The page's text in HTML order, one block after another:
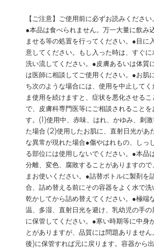
【ご注意】ご使用前に必ずお読みください
●本品は食べられません。万一大量に飲み
ませる等の処置を行ってください。●目に
意してください。もし入った時は、すぐ
洗い流してください。●皮膚あるいは体質
は医師に相談してご使用ください。●お肌
ち次のような場合には、使用を中止してく
ま使用を続けますと、症状を悪化させる
で、皮膚科専門医等にご相談されることを
す。(1)使用中、赤味、はれ、かゆみ、刺
た場合 (2)使用したお肌に、直射日光があ
な異常が現れた場合●傷やはれもの、しっ
る部位には使用しないでください。●本品
分離、変色、腐敗することがありますので
まお使いください。●詰替ボトルに製剤を
合、詰め替える前にその容器をよく水で洗
乾かしてから詰め替えてください。●極端
温、多湿、直射日光を避け、乳幼児の手の
に保管してください。●寒い時期等に中身
とがありますが、品質には問題ありませ
後)に保管すれば元に戻ります。容器から出